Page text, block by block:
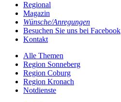
Regional
Magazin
Wünsche/Anregungen
Besuchen Sie uns bei Facebook
Kontakt
Alle Themen
Region Sonneberg
Region Coburg
Region Kronach
Notdienste